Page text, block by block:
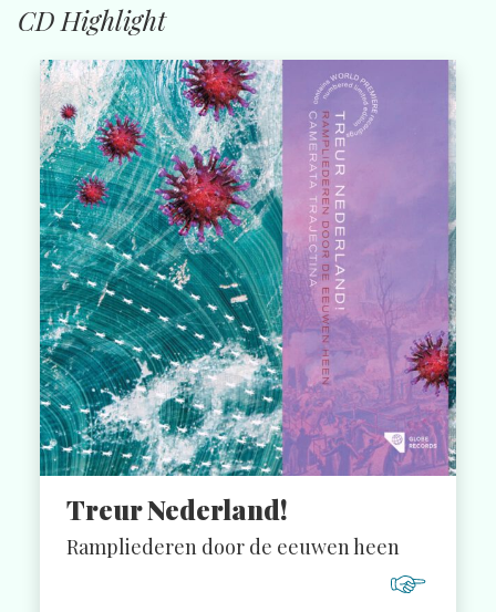
CD Highlight
Treur Nederland!
Rampliederen door de eeuwen heen